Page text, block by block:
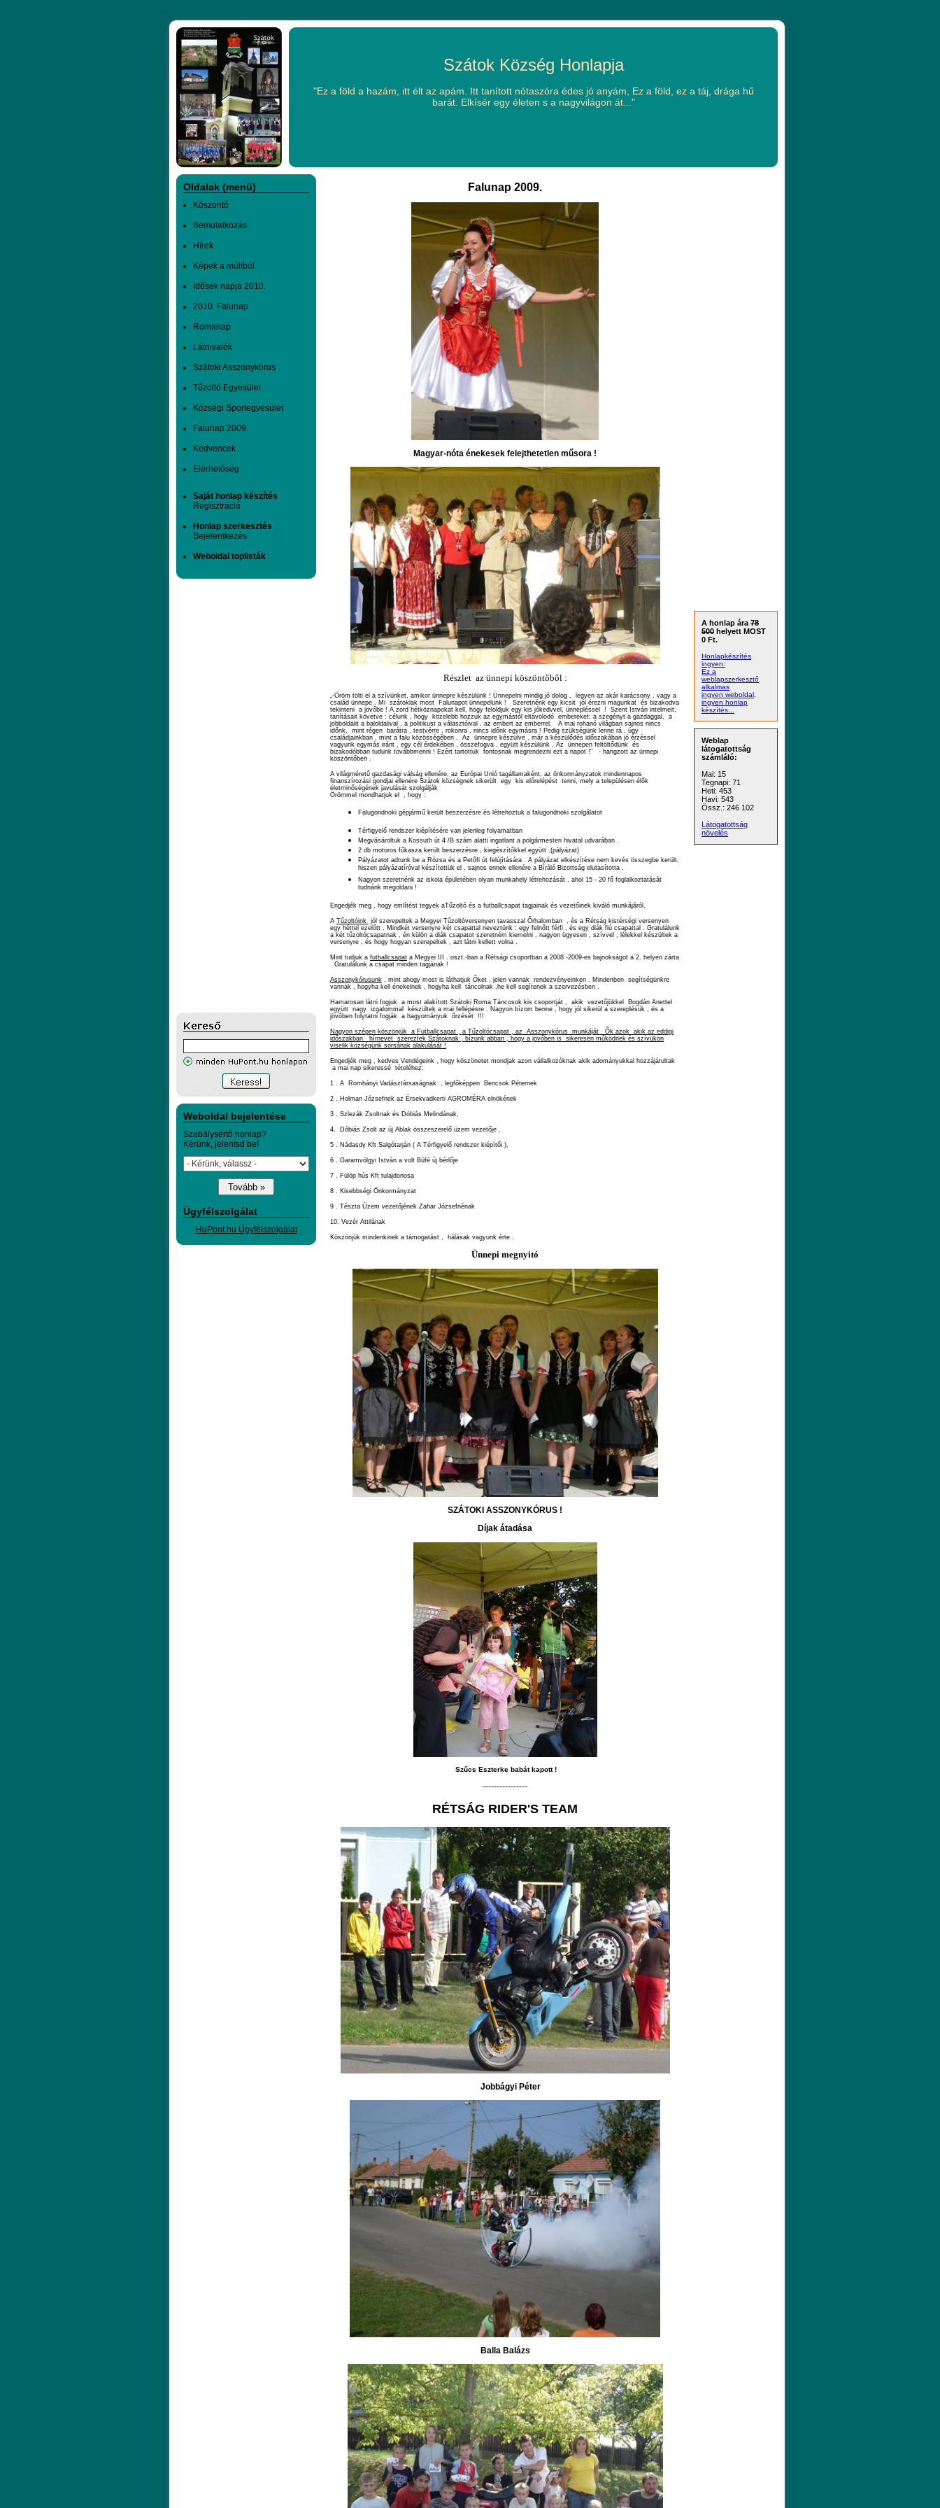
Szátok Község Honlapja
"Ez a föld a hazám, itt élt az apám. Itt tanított nótaszóra édes jó anyám, Ez a föld, ez a táj, drága hű
barát. Elkísér egy életen s a nagyvilágon át..."
Oldalak (menü)
Köszöntő
Bemutatkozás
Hírek
Képek a múltból
Idősek napja 2010.
2010. Falunap
Romanap
Látnivalók
Szátoki Asszonykórus
Tűzoltó Egyesület
Községi Sportegyesület
Falunap 2009.
Kedvencek
Elérhetőség
Saját honlap készítés
Regisztráció
Honlap szerkesztés
Bejelentkezés
Weboldal toplisták
Weboldal bejelentése
Szabálysértő honlap?
Kérünk, jelentsd be!
Ügyfélszolgálat
HuPont.hu Ügyfélszolgálat
Falunap 2009.
Magyar-nóta énekesek felejthetetlen műsora !
Részlet az ünnepi köszöntőből :
„-Öröm tölti el a szívünket, amikor ünnepre készülünk ! Ünnepelni mindig jó dolog , legyen az akár karácsony , vagy a
család ünnepe . Mi szátokiak most Falunapot ünnepelünk ! Szeretnénk egy kicsit jól érezni magunkat és bizakodva
tekinteni a jövőbe ! A zord hétköznapokat kell, hogy feloldjuk egy kis jókedvvel, ünnepléssel ! Szent István intelmeit,
tanításait követve : célunk , hogy közelebb hozzuk az egymástól eltávolodó embereket: a szegényt a gazdaggal, a
jobboldalit a baloldalival , a politikust a választóival , az embert az emberrel. A mai rohanó világban sajnos nincs
időnk, mint régen barátra , testvérre , rokonra , nincs időnk egymásra ! Pedig szükségünk lenne rá , úgy
családjainkban , mint a falu közösségében . Az ünnepre készülve , már a készülődés időszakában jó érzéssel
vagyunk egymás iránt , egy cél érdekében , összefogva , együtt készülünk . Az ünnepen feltöltődünk és
bizakodóbban tudunk továbbmenni ! Ezért tartottuk fontosnak megrendezni ezt a napot !" - hangzott az ünnepi
köszöntőben .
A világméretű gazdasági válság ellenére, az Európai Unió tagállamaként, az önkormányzatok mindennapos
finanszírozási gondjai ellenére Szátok községnek sikerült egy kis előrelépést tenni, mely a településen élők
életminőségének javulását szolgálják
Örömmel mondhatjuk el , hogy :
Falugondnoki gépjármű került beszerzésre és létrehoztuk a falugondnoki szolgálatot
Térfigyelő rendszer kiépítésére van jelenleg folyamatban
Megvásároltuk a Kossuth út 4 /B szám alatti ingatlant a polgármesteri hivatal udvarában .
2 db motoros fűkasza került beszerzésre , kiegészítőkkel együtt .(pályázat)
Pályázatot adtunk be a Rózsa és a Petőfi út felújítására . A pályázat elkészítése nem kevés összegbe került,
hiszen pályázatíróval készítettük el , sajnos ennek ellenére a Bíráló Bizottság elutasította .
Nagyon szeretnénk az iskola épületében olyan munkahely létrehozását , ahol 15 - 20 fő foglalkoztatását
tudnánk megoldani !
Engedjék meg , hogy említést tegyek aTűzoltó és a futballcsapat tagjainak és vezetőinek kiváló munkájáról.
A Tűzoltóink jól szerepeltek a Megyei Tűzoltóversenyen tavasszal Őrhalomban , és a Rétság kistérségi versenyen
egy héttel ezelőtt . Mindkét versenyre két csapattal neveztünk : egy felnőtt férfi , és egy diák fiú csapattal . Gratulálunk
a két tűzoltócsapatnak , én külön a diák csapatot szeretném kiemelni , nagyon ügyesen , szívvel , lélekkel készültek a
versenyre , és hogy hogyan szerepeltek , azt látni kellett volna .
Mint tudjuk a futballcsapat a Megyei III . oszt.-ban a Rétsági csoportban a 2008 -2009-es bajnokságot a 2. helyen zárta
. Gratulálunk a csapat minden tagjának !
Asszonykórusunk , mint ahogy most is láthatjuk Őket , jelen vannak rendezvényeinken . Mindenben segítségünkre
vannak , hogyha kell énekelnek , hogyha kell táncolnak ,he kell segítenek a szervezésben .
Hamarosan látni fogjuk a most alakított Szátoki Roma Táncosok kis csoportját , akik vezetőjükkel Bogdán Anettel
együtt nagy izgalommal készültek a mai fellépésre . Nagyon bízom benne , hogy jól sikerül a szereplésük , és a
jövőben folytatni fogják a hagyományuk őrzését !!!
Nagyon szépen köszönjük a Futballcsapat , a Tűzoltócsapat , az Asszonykórus munkáját . Ők azok akik az eddigi
időszakban hírnevet szereztek Szátoknak , bízunk abban , hogy a jövőben is sikeresen működnek és szívükön
viselik községünk sorsának alakulását !
Engedjék meg , kedves Vendégeink , hogy köszönetet mondjak azon vállalkozóknak akik adományukkal hozzájárultak
a mai nap sikeressé tételéhez:
1 . A Romhányi Vadásztársaságnak , legfőképpen Bencsok Péternek
2 . Holman Józsefnek az Érsekvadkerti AGROMÉRA elnökének
3 . Szlezák Zsoltnak és Dóbiás Melindának,
4. Dóbiás Zsolt az új Ablak összeszerelő üzem vezetője ,
5 . Nádasdy Kft Salgótarján ( A Térfigyelő rendszer kiépítői ),
6 . Garamvölgyi István a volt Büfé új bérlője
7 . Fülöp hús Kft tulajdonosa
8 . Kisebbségi Önkormányzat
9 . Tészta Üzem vezetőjének Zahar Józsefnénak
10. Vezér Attilának
Köszönjük mindenkinek a támogatást , hálásak vagyunk érte .
Ünnepi megnyitó
SZÁTOKI ASSZONYKÓRUS !
Díjak átadása
Szűcs Eszterke babát kapott !
----------------
RÉTSÁG RIDER'S TEAM
Jobbágyi Péter
Balla Balázs
A honlap ára 78
500 helyett MOST
0 Ft.
Honlapkészítés
ingyen:
Ez a
weblapszerkesztő
alkalmas
ingyen weboldal,
ingyen honlap
készítés...
Weblap
látogatottság
számláló:
Mai: 15
Tegnapi: 71
Heti: 453
Havi: 543
Össz.: 246 102
Látogatottság
növelés